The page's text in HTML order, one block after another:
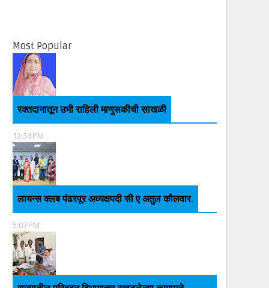
Most Popular
रक्तदानातून उभी राहिली माणुसकीची साखळी
12:34 PM
लायन्स क्लब पंढरपूर अध्यक्षपदी सी ए अतुल कौलवार.
5:07 PM